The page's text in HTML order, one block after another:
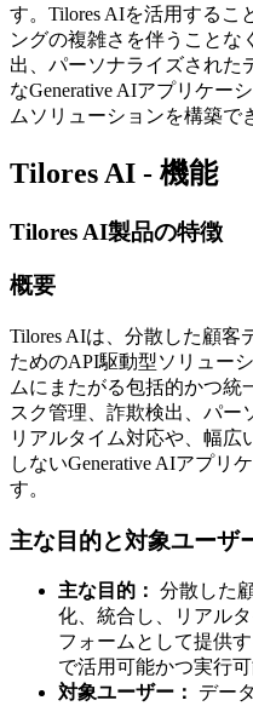
す。Tilores AIを活用するこ
ングの複雑さを伴うことな
出、パーソナライズされた
なGenerative AIアプリケー
ムソリューションを構築で
Tilores AI - 機能
Tilores AI製品の特徴
概要
Tilores AIは、分散した顧客
ためのAPI駆動型ソリュー
ムにまたがる包括的かつ統
スク管理、詐欺検出、パー
リアルタイム対応や、幅広
しないGenerative AIアプリ
す。
主な目的と対象ユーザ
主な目的： 分散した
化、統合し、リアル
フォームとして提供
で活用可能かつ実行
対象ユーザー：
デー